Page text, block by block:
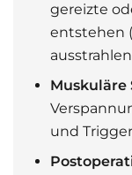
gereizte
entstehen
Muskuläre
und